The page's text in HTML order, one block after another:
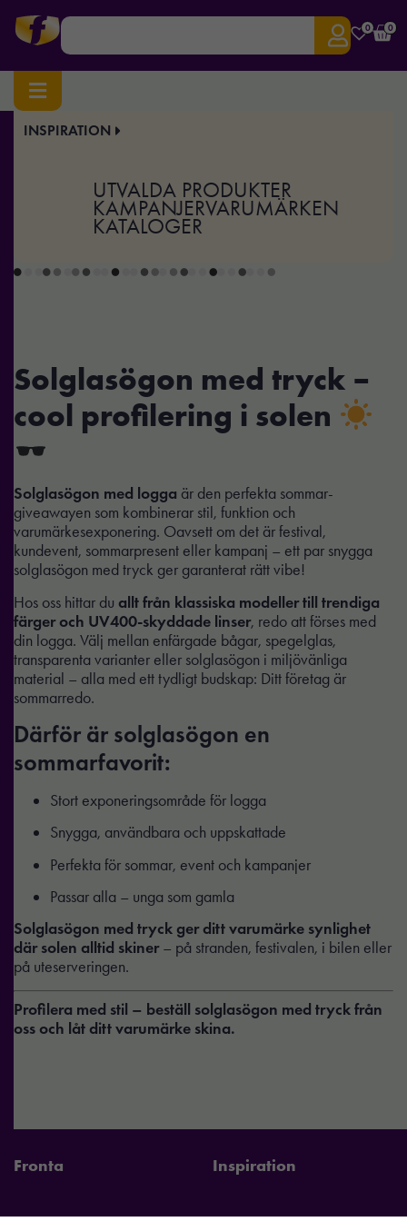
0 0
INSPIRATION
UTVALDA PRODUKTER
KAMPANJERVARUMÄRKEN
KATALOGER
Hem/Giveaways
Solglasögon
Solglasögon med tryck –
cool profilering i solen
Solglasögon med logga är den perfekta sommar-
giveawayen som kombinerar stil, funktion och
varumärkesexponering. Oavsett om det är festival,
kundevent, sommarpresent eller kampanj – ett par snygga
solglasögon med tryck ger garanterat rätt vibe!
Hos oss hittar du allt från klassiska modeller till trendiga
färger och UV400-skyddade linser, redo att förses med
din logga. Välj mellan enfärgade bågar, spegelglas,
transparenta varianter eller solglasögon i miljövänliga
material – alla med ett tydligt budskap: Ditt företag är
sommarredo.
Därför är solglasögon en
sommarfavorit:
Stort exponeringsområde för logga
Snygga, användbara och uppskattade
Perfekta för sommar, event och kampanjer
Passar alla – unga som gamla
Solglasögon med tryck ger ditt varumärke synlighet
där solen alltid skiner– på stranden, festivalen, i bilen eller
på uteserveringen.
Profilera med stil – beställ solglasögon med tryck från
oss och låt ditt varumärke skina.
Fronta Inspiration